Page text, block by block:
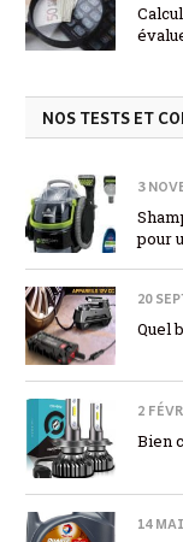
NOS TESTS ET
3
pour
20
Quel
2
Bien
14